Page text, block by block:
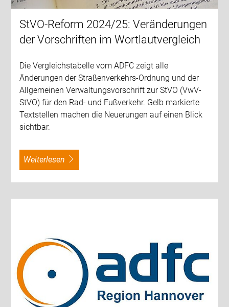
StVO-Reform 2024/25: Veränderungen
der Vorschriften im Wortlautvergleich
Die Vergleichstabelle vom ADFC zeigt alle
Änderungen der Straßenverkehrs-Ordnung und der
Allgemeinen Verwaltungsvorschrift zur StVO (VwV-
StVO) für den Rad- und Fußverkehr. Gelb markierte
Textstellen machen die Neuerungen auf einen Blick
sichtbar.
weiterlesen